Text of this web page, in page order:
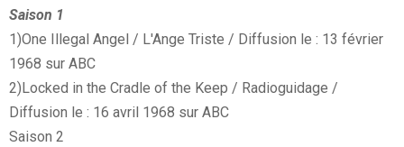
Saison 1
1)One Illegal Angel / L'Ange Triste / Diffusion le : 13 février
1968 sur ABC
2)Locked in the Cradle of the Keep / Radioguidage /
Diffusion le : 16 avril 1968 sur ABC
Saison 2